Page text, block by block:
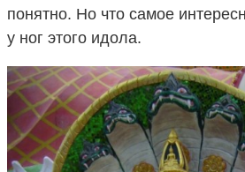
понятно. Но что самое
у ног этого идола.